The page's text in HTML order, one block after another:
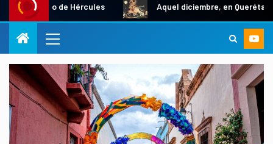
Gallo de Hércules Aquel diciembre, en Querétaro